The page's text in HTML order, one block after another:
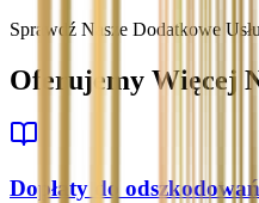
Sprawdź Nasze Dodatkowe
Oferujemy Więcej
Dopłaty do odszkodowań